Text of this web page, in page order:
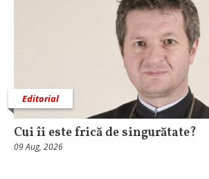
Editorial
Cui îi este frică de singurătate?
09 Aug, 2026